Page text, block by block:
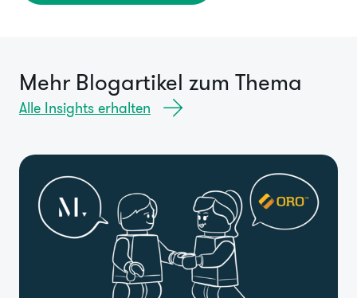
Mehr Blogartikel zum Thema
Alle Insights erhalten